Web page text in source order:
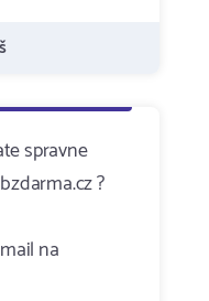
spravne
?
na